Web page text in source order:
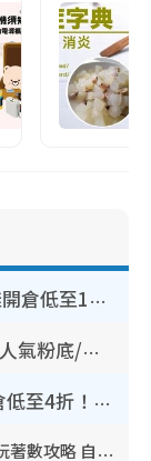
開倉優惠 | 尖沙咀海港城名牌波鞋開倉低至1折！On鞋$899起／Joy&Peace鞋履$98起
CHANEL美妝限時減價低至3折！人氣粉底/唇膏/精華液低至$275！COCO香水都有平
開倉優惠｜尖沙咀名牌行李箱開倉低至4折！一連5日 American Tourister/ace./Hallmark $200起！
【8月生日優惠2026】全港85大食買玩著數攻略 自助餐/火鍋放題同行免費＋誠品/DONKI送現金券